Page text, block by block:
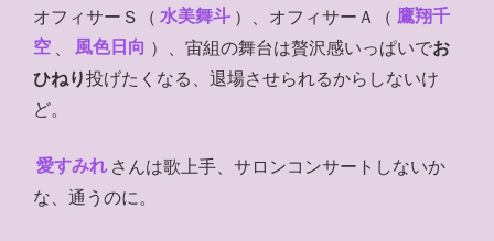
オフィサーＳ（ 水美舞斗 ）、オフィサーＡ（ 鷹翔千
空
風色日向 ）、宙組の舞台は贅沢感いっぱいでお
ひねり投げたくなる、退場させられるからしないけ
ど。
愛すみれ さんは歌上手、サロンコンサートしないか
な、通うのに。